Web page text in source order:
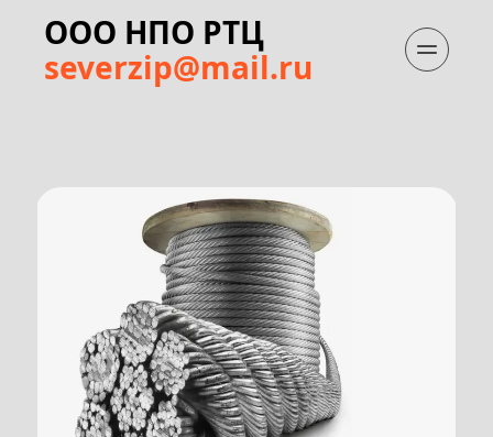
ООО НПО РТЦ
severzip@mail.ru